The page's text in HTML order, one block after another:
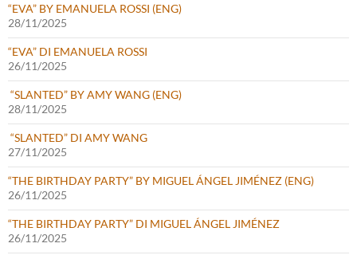
“EVA” BY EMANUELA ROSSI (ENG)
28/11/2025
“EVA” DI EMANUELA ROSSI
26/11/2025
“SLANTED” BY AMY WANG (ENG)
28/11/2025
“SLANTED” DI AMY WANG
27/11/2025
“THE BIRTHDAY PARTY” BY MIGUEL ÁNGEL JIMÉNEZ (ENG)
26/11/2025
“THE BIRTHDAY PARTY” DI MIGUEL ÁNGEL JIMÉNEZ
26/11/2025